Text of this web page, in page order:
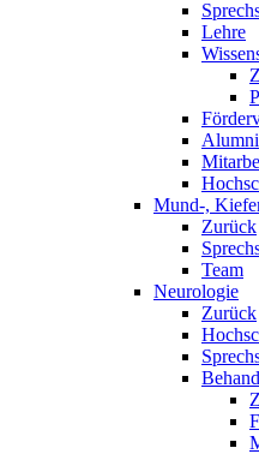
Lehre
Alumni
Mund-,
Zurück
Team
Neurologie
Zurück